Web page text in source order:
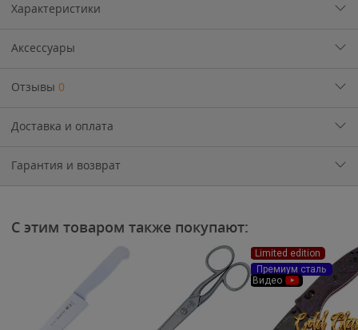
Характеристики
Аксессуары
Отзывы 0
Доставка и оплата
Гарантия и возврат
С этим товаром также покупают:
Limited edition
Премиум сталь
Видео